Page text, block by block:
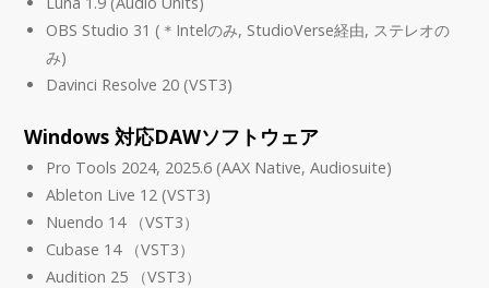
OBS Studio 31 (＊Intelのみ, StudioVerse経由, ステレオの
み)
Davinci Resolve 20 (VST3)
Windows 対応DAWソフトウェア
Pro Tools 2024, 2025.6 (AAX Native, Audiosuite)
Ableton Live 12 (VST3)
Nuendo 14 （VST3）
Cubase 14 （VST3）
Audition 25 （VST3）